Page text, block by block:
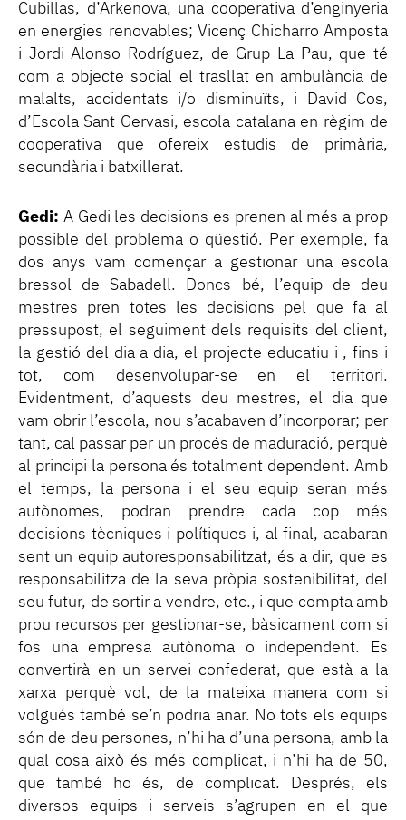
Cubillas, d’Arkenova, una cooperativa d’enginyeria
en energies renovables; Vicenç Chicharro Amposta
i Jordi Alonso Rodríguez, de Grup La Pau, que té
com a objecte social el trasllat en ambulància de
malalts, accidentats i/o disminuïts, i David Cos,
d’Escola Sant Gervasi, escola catalana en règim de
cooperativa que ofereix estudis de primària,
secundària i batxillerat.
Gedi: A Gedi les decisions es prenen al més a prop
possible del problema o qüestió. Per exemple, fa
dos anys vam començar a gestionar una escola
bressol de Sabadell. Doncs bé, l’equip de deu
mestres pren totes les decisions pel que fa al
pressupost, el seguiment dels requisits del client,
la gestió del dia a dia, el projecte educatiu i , fins i
tot, com desenvolupar-se en el territori.
Evidentment, d’aquests deu mestres, el dia que
vam obrir l’escola, nou s’acabaven d’incorporar; per
tant, cal passar per un procés de maduració, perquè
al principi la persona és totalment dependent. Amb
el temps, la persona i el seu equip seran més
autònomes, podran prendre cada cop més
decisions tècniques i polítiques i, al final, acabaran
sent un equip autoresponsabilitzat, és a dir, que es
responsabilitza de la seva pròpia sostenibilitat, del
seu futur, de sortir a vendre, etc., i que compta amb
prou recursos per gestionar-se, bàsicament com si
fos una empresa autònoma o independent. Es
convertirà en un servei confederat, que està a la
xarxa perquè vol, de la mateixa manera com si
volgués també se’n podria anar. No tots els equips
són de deu persones, n’hi ha d’una persona, amb la
qual cosa això és més complicat, i n’hi ha de 50,
que també ho és, de complicat. Després, els
diversos equips i serveis s’agrupen en el que